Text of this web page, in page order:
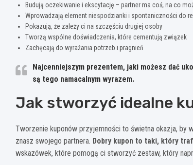
Budują oczekiwanie i ekscytację – partner ma coś, na co
Wprowadzają element niespodzianki i spontaniczności do
Pokazują, że zależy ci na szczęściu drugiej osoby
Tworzą wspólne doświadczenia, które cementują związek
Zachęcają do wyrażania potrzeb i pragnień
Najcenniejszym prezentem, jaki możesz dać
są tego namacalnym wyrazem.
Jak stworzyć idealne
Tworzenie kuponów przyjemności to świetna okazja, by
znasz swojego partnera. Dobry kupon to taki, który
wskazówek, które pomogą ci stworzyć zestaw, który